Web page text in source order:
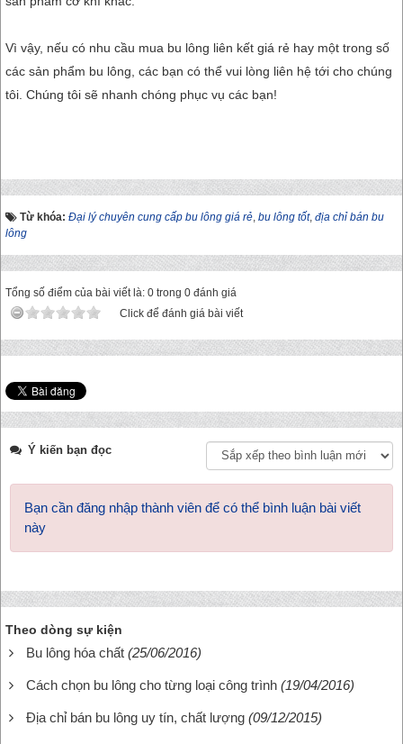
Vì vậy, nếu có nhu cầu mua bu lông liên kết giá rẻ hay một trong số
các sản phẩm bu lông, các bạn có thể vui lòng liên hệ tới cho chúng
tôi. Chúng tôi sẽ nhanh chóng phục vụ các bạn!
Từ khóa: Đại lý chuyên cung cấp bu lông giá rẻ bu lông tốt, địa chỉ bán bu
lông
Tổng số điểm của bài viết là: 0 trong 0 đánh giá
Click để đánh giá bài viết
Ý kiến bạn đọc
Bạn cần đăng nhập thành viên để có thể bình luận bài viết
này
Theo dòng sự kiện
Bu lông hóa chất (25/06/2016)
Cách chọn bu lông cho từng loại công trình (19/04/2016)
Địa chỉ bán bu lông uy tín, chất lượng (09/12/2015)